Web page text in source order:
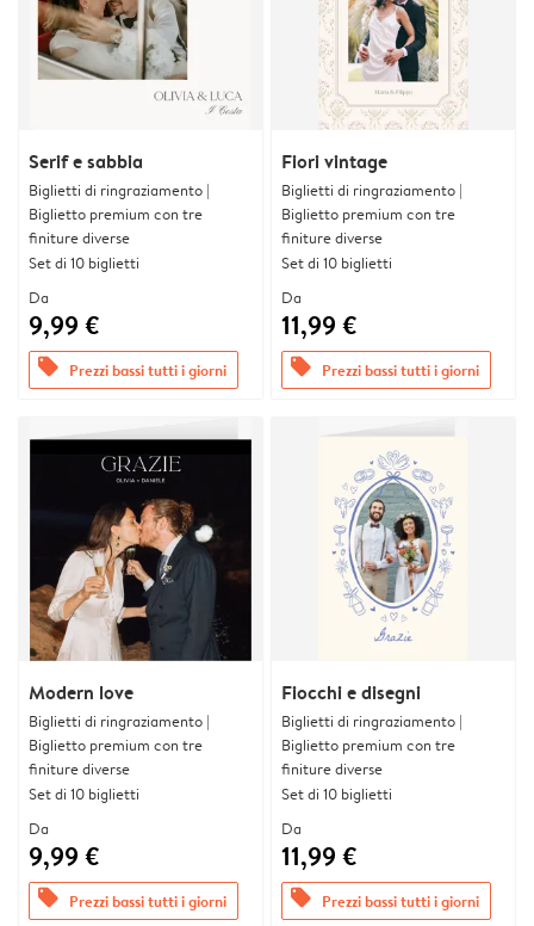
Serif e sabbia
Biglietti di ringraziamento |
Biglietto premium con tre
finiture diverse
Set di 10 biglietti
Da
9,99 €
offers Prezzi bassi tutti i giorni
Fiori vintage
Biglietti di ringraziamento |
Biglietto premium con tre
finiture diverse
Set di 10 biglietti
Da
11,99 €
offers Prezzi bassi tutti i giorni
Modern love
Biglietti di ringraziamento |
Biglietto premium con tre
finiture diverse
Set di 10 biglietti
Da
9,99 €
offers Prezzi bassi tutti i giorni
Fiocchi e disegni
Biglietti di ringraziamento |
Biglietto premium con tre
finiture diverse
Set di 10 biglietti
Da
11,99 €
offers Prezzi bassi tutti i giorni